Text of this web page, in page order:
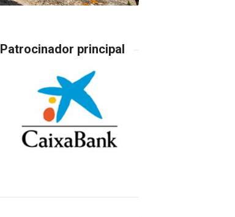
Patrocinador principal